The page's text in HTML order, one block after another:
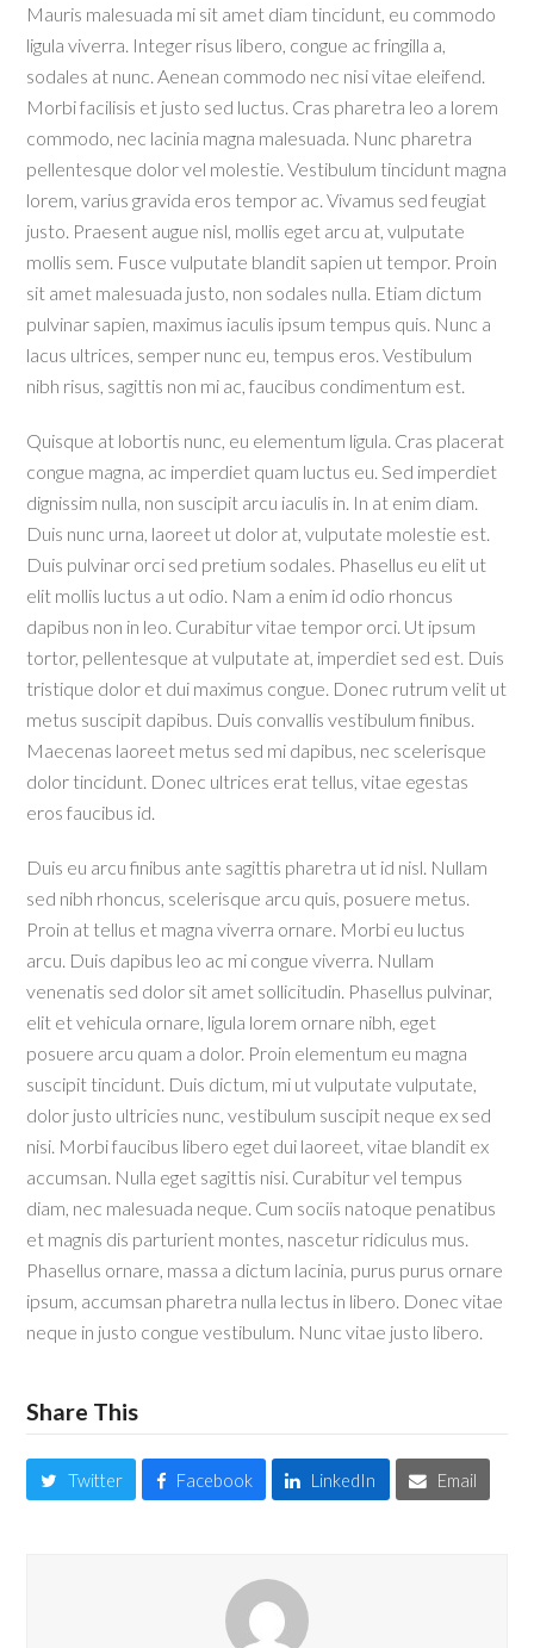
Mauris malesuada mi sit amet diam tincidunt, eu commodo
ligula viverra. Integer risus libero, congue ac fringilla a,
sodales at nunc. Aenean commodo nec nisi vitae eleifend.
Morbi facilisis et justo sed luctus. Cras pharetra leo a lorem
commodo, nec lacinia magna malesuada. Nunc pharetra
pellentesque dolor vel molestie. Vestibulum tincidunt magna
lorem, varius gravida eros tempor ac. Vivamus sed feugiat
justo. Praesent augue nisl, mollis eget arcu at, vulputate
mollis sem. Fusce vulputate blandit sapien ut tempor. Proin
sit amet malesuada justo, non sodales nulla. Etiam dictum
pulvinar sapien, maximus iaculis ipsum tempus quis. Nunc a
lacus ultrices, semper nunc eu, tempus eros. Vestibulum
nibh risus, sagittis non mi ac, faucibus condimentum est.
Quisque at lobortis nunc, eu elementum ligula. Cras placerat
congue magna, ac imperdiet quam luctus eu. Sed imperdiet
dignissim nulla, non suscipit arcu iaculis in. In at enim diam.
Duis nunc urna, laoreet ut dolor at, vulputate molestie est.
Duis pulvinar orci sed pretium sodales. Phasellus eu elit ut
elit mollis luctus a ut odio. Nam a enim id odio rhoncus
dapibus non in leo. Curabitur vitae tempor orci. Ut ipsum
tortor, pellentesque at vulputate at, imperdiet sed est. Duis
tristique dolor et dui maximus congue. Donec rutrum velit ut
metus suscipit dapibus. Duis convallis vestibulum finibus.
Maecenas laoreet metus sed mi dapibus, nec scelerisque
dolor tincidunt. Donec ultrices erat tellus, vitae egestas
eros faucibus id.
Duis eu arcu finibus ante sagittis pharetra ut id nisl. Nullam
sed nibh rhoncus, scelerisque arcu quis, posuere metus.
Proin at tellus et magna viverra ornare. Morbi eu luctus
arcu. Duis dapibus leo ac mi congue viverra. Nullam
venenatis sed dolor sit amet sollicitudin. Phasellus pulvinar,
elit et vehicula ornare, ligula lorem ornare nibh, eget
posuere arcu quam a dolor. Proin elementum eu magna
suscipit tincidunt. Duis dictum, mi ut vulputate vulputate,
dolor justo ultricies nunc, vestibulum suscipit neque ex sed
nisi. Morbi faucibus libero eget dui laoreet, vitae blandit ex
accumsan. Nulla eget sagittis nisi. Curabitur vel tempus
diam, nec malesuada neque. Cum sociis natoque penatibus
et magnis dis parturient montes, nascetur ridiculus mus.
Phasellus ornare, massa a dictum lacinia, purus purus ornare
ipsum, accumsan pharetra nulla lectus in libero. Donec vitae
neque in justo congue vestibulum. Nunc vitae justo libero.
Share This
Twitter Facebook LinkedIn Email